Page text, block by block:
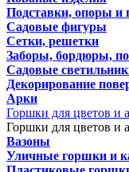
Подставки, опоры и
Садовые фигуры
Сетки, решетки
Заборы, бордюры,
Садовые
Декорирование
Арки
Горшки для цветов и
Горшки для цветов и
Вазоны
Уличные горшки и